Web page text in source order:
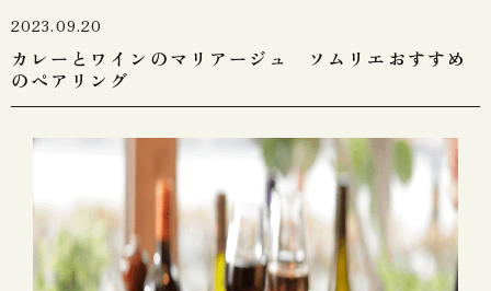
2023.09.20
カレーとワインのマリアージュ ソムリエおすすめ
のペアリング